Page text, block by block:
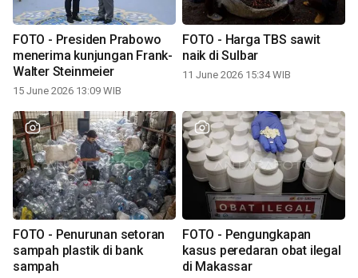
FOTO - Presiden Prabowo
menerima kunjungan Frank-
Walter Steinmeier
15 June 2026 13:09 WIB
FOTO - Harga TBS sawit
naik di Sulbar
11 June 2026 15:34 WIB
FOTO - Penurunan setoran
sampah plastik di bank
sampah
FOTO - Pengungkapan
kasus peredaran obat ilegal
di Makassar